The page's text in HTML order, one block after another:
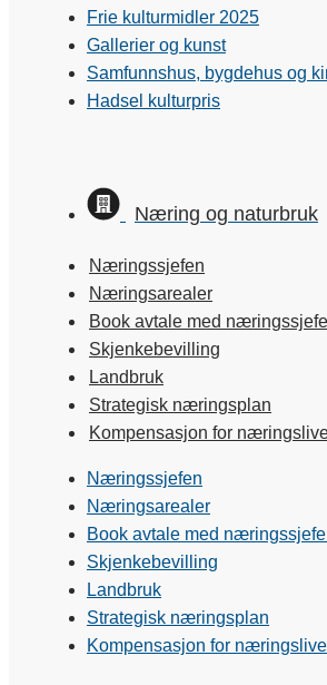
Frie kulturmidler 2025
Gallerier og kunst
Samfunnshus, bygdehus og
Hadsel kulturpris
Næring og naturbruk
Næringssjefen
Næringsarealer
Book avtale med
Skjenkebevilling
Landbruk
Strategisk næringsplan
Kompensasjon for
Næringssjefen
Næringsarealer
Book avtale med
Skjenkebevilling
Landbruk
Strategisk næringsplan
Kompensasjon for